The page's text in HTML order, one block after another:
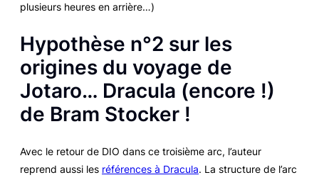
plusieurs heures en arrière…)
Hypothèse n°2 sur les
origines du voyage de
Jotaro… Dracula (encore !)
de Bram Stocker !
Avec le retour de DIO dans ce troisième arc, l’auteur
reprend aussi les références à Dracula. La structure de l’arc